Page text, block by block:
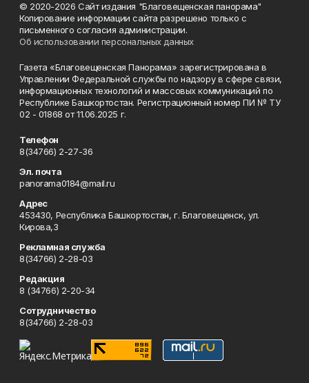
© 2020-2026 Сайт издания "Благовещенская панорама"
Копирование информации сайта разрешено только с
письменного согласия администрации.
Об использовании персональных данных
Газета «Благовещенская Панорама» зарегистрирована в
Управлении Федеральной службы по надзору в сфере связи,
информационных технологий и массовых коммуникаций по
Республике Башкортостан. Регистрационный номер ПИ № ТУ
02 - 01868 от 11.06.2025 г.
Телефон
8(34766) 2-27-36
Эл. почта
panorama0184@mail.ru
Адрес
453430, Республика Башкортостан, г. Благовещенск, ул.
Кирова,3
Рекламная служба
8(34766) 2-28-03
Редакция
8 (34766) 2-20-34
Сотрудничество
8(34766) 2-28-03